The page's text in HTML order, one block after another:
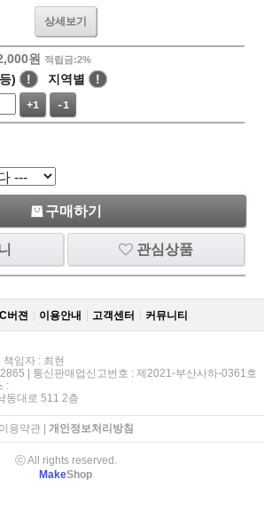
상세보기
원 적립금:2%
) ! 지역별
!
+1 -1
구매하기
관심상품
버젼 이용안내 고객센터 커뮤니티
임자 : 최현
| 통신판매업신고번호 : 제2021-부산사하-0361호
:
동대로 511 2층
이용약관| 개인정보처리방침
ⓒ All rights reserved.
MakeShop